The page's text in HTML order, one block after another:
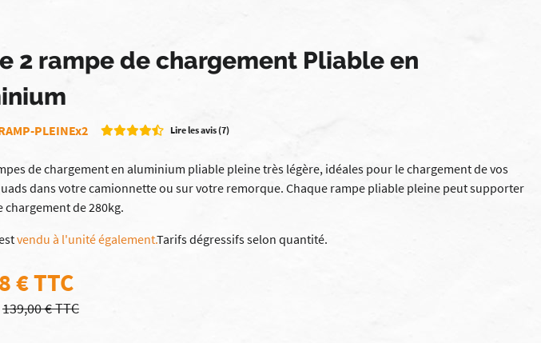
2 rampe de chargement Pliable en
PLEINEx2 Lire les avis (7)
de chargement en aluminium pliable pleine très légère, idéales pour le chargement de vos
dans votre camionnette ou sur votre remorque. Chaque rampe pliable pleine peut supporter
chargement de 280kg.
vendu à l'unité également.Tarifs dégressifs selon quantité.
€ TTC
139,00 € TTC